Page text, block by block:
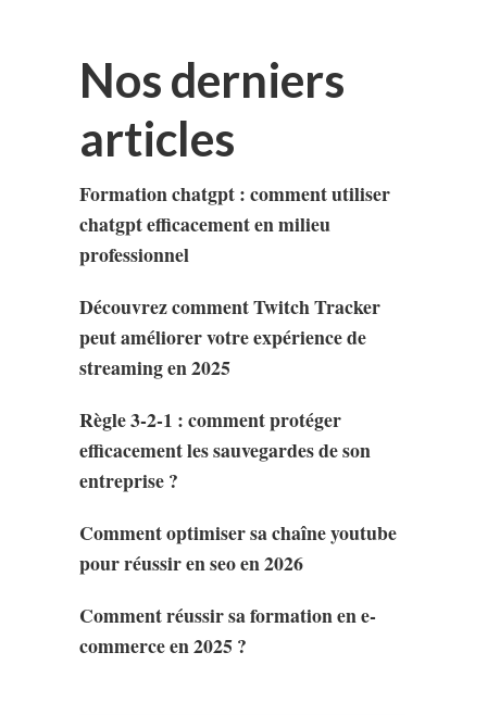
Nos derniers
articles
Formation chatgpt : comment utiliser
chatgpt efficacement en milieu
professionnel
Découvrez comment Twitch Tracker
peut améliorer votre expérience de
streaming en 2025
Règle 3-2-1 : comment protéger
efficacement les sauvegardes de son
entreprise ?
Comment optimiser sa chaîne youtube
pour réussir en seo en 2026
Comment réussir sa formation en e-
commerce en 2025 ?